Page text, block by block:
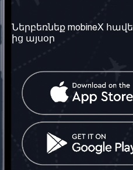
Մեր մասին
Մեր ծառայությունները
Կապ մեզ հետ
Միացյալ
Թագավորություն: Մենք
գործընկեր ենք
փնտրում
Ներբեռնեք mobineX
ից այսօր